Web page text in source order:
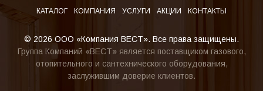
КАТАЛОГ КОМПАНИЯ УСЛУГИ АКЦИИ КОНТАКТЫ
© 2026 ООО «Компания ВЕСТ». Все права защищены.
Группа Компаний «ВЕСТ» является поставщиком газового,
отопительного и сантехнического оборудования,
заслужившим доверие клиентов.